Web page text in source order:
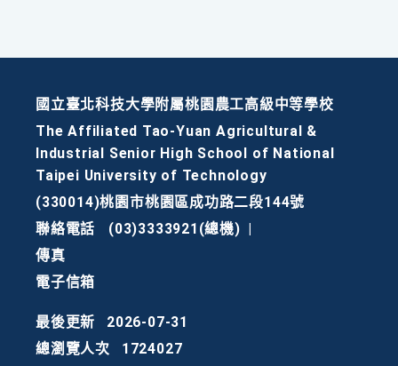
國立臺北科技大學附屬桃園農工高級中等學校
The Affiliated Tao-Yuan Agricultural &
Industrial Senior High School of National
Taipei University of Technology
(330014)桃園市桃園區成功路二段144號
聯絡電話
(03)3333921(總機)
傳真
電子信箱
最後更新
2026-07-31
總瀏覽人次
1724027